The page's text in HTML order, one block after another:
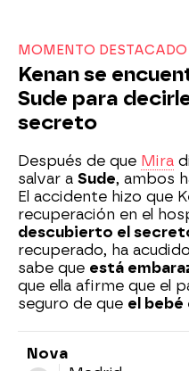
MOMENTO DESTACADO
Kenan se
Sude para
secreto
Después de que Mira
salvar a Sude, ambos
El accidente hizo que
recuperación en el
descubierto el
recuperado, ha
sabe que está
que ella afirme que el
seguro de que el bebé
Nova